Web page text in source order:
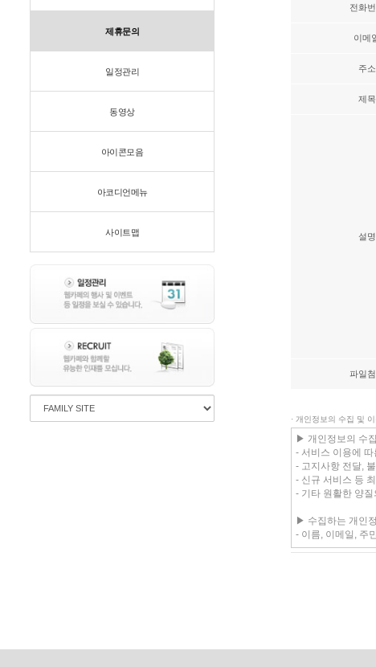
제휴문의
일정관리
동영상
아이콘모음
아코디언메뉴
사이트맵
전화
이메
주소
제목
설명
파일
· 개인정보의 수집 및